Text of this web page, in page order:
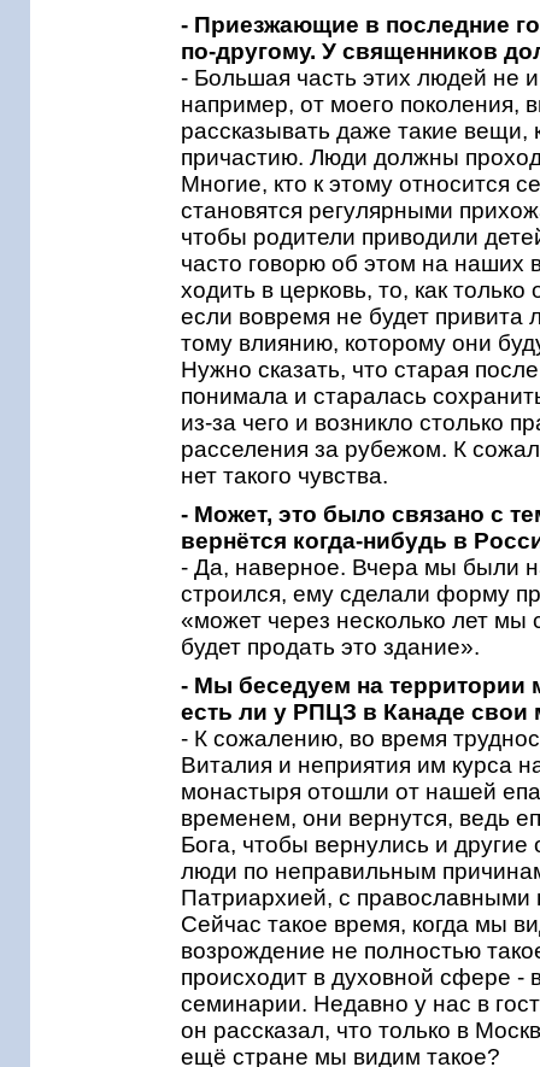
- Приезжающие в последние
по-другому. У священников
- Большая часть этих людей не
например, от моего поколения,
рассказывать даже такие вещи,
причастию. Люди должны
Многие, кто к этому относится
становятся регулярными
чтобы родители приводили
часто говорю об этом на наших
ходить в церковь, то, как
если вовремя не будет привита
тому влиянию, которому они
Нужно сказать, что старая
понимала и старалась
из-за чего и возникло столько
расселения за рубежом. К
нет такого чувства.
- Может, это было связано с
вернётся когда-нибудь в
- Да, наверное. Вчера мы были
строился, ему сделали форму
«может через несколько лет мы
будет продать это здание».
- Мы беседуем на территории
есть ли у РПЦЗ в Канаде свои
- К сожалению, во время
Виталия и неприятия им курса
монастыря отошли от нашей
временем, они вернутся, ведь
Бога, чтобы вернулись и
люди по неправильным
Патриархией, с православными
Сейчас такое время, когда мы
возрождение не полностью
происходит в духовной сфере
семинарии. Недавно у нас в
он рассказал, что только в
ещё стране мы видим такое?